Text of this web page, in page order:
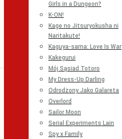
Girls in a Dungeon?
K-ON!
Kage no Jitsuryokusha ni
Naritakute!
Kaguya-sama: Love Is War
Kakegurui
Mój Sąsiad Totoro
My Dress-Up Darling
Odrodzony Jako Galareta
Overlord
Sailor Moon
Serial Experiments Lain
Spy x Family